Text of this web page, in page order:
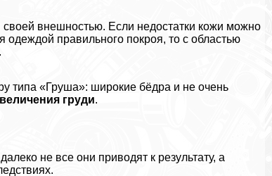
внешностью. Если недостатки кожи можно
правильного покроя, то с областью
типа «Груша»: широкие бёдра и не очень
гpyди.
не все они приводят к результату, а